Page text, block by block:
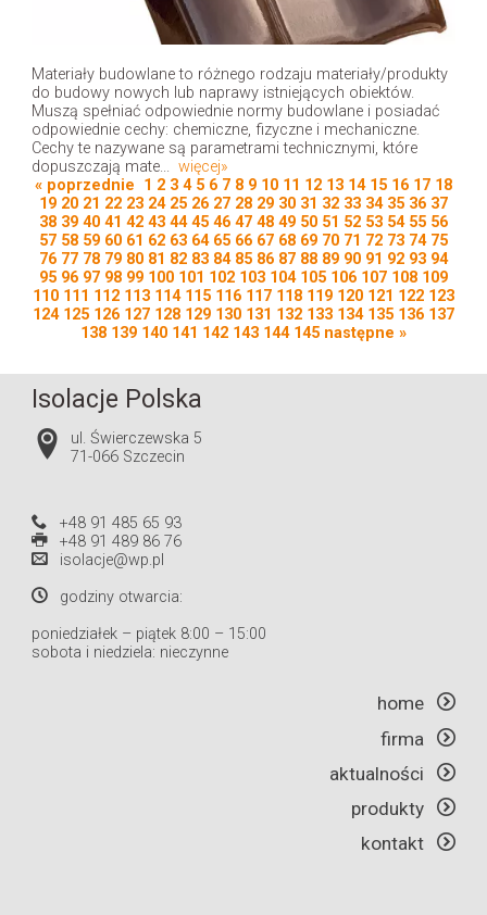
Materiały budowlane to różnego rodzaju materiały/produkty
do budowy nowych lub naprawy istniejących obiektów.
Muszą spełniać odpowiednie normy budowlane i posiadać
odpowiednie cechy: chemiczne, fizyczne i mechaniczne.
Cechy te nazywane są parametrami technicznymi, które
dopuszczają mate... więcej»
« poprzednie 1 2 3 4 5 6 7 8 9 10 11 12 13 14 15 16 17 18
19 20 21 22 23 24 25 26 27 28 29 30 31 32 33 34 35 36 37
38 39 40 41 42 43 44 45 46 47 48 49 50 51 52 53 54 55 56
57 58 59 60 61 62 63 64 65 66 67 68 69 70 71 72 73 74 75
76 77 78 79 80 81 82 83 84 85 86 87 88 89 90 91 92 93 94
95 96 97 98 99 100 101 102 103 104 105 106 107 108 109
110 111 112 113 114 115 116 117 118 119 120 121 122 123
124 125 126 127 128 129 130 131 132 133 134 135 136 137
138 139 140 141 142 143 144 145 następne »
Isolacje Polska
ul. Świerczewska 5
71-066 Szczecin
+48 91 485 65 93
+48 91 489 86 76
isolacje@wp.pl
godziny otwarcia:
poniedziałek – piątek 8:00 – 15:00
sobota i niedziela: nieczynne
home
firma
aktualności
produkty
kontakt